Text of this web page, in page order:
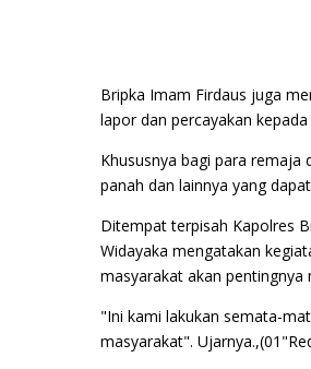
Bripka Imam Firdaus juga
lapor dan percayakan
Khususnya bagi para
panah dan lainnya yang
Ditempat terpisah Kapolres
Widayaka mengatakan
masyarakat akan pentingnya
"Ini kami lakukan semata-
masyarakat".